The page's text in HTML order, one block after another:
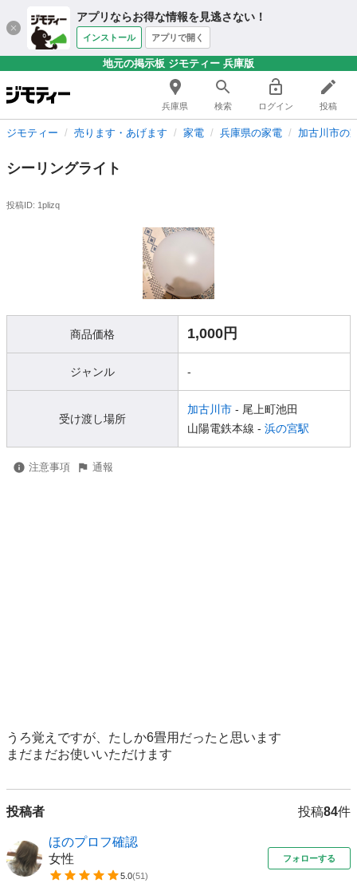
アプリならお得な情報を見逃さない！
インストール アプリで開く
地元の掲示板 ジモティー 兵庫版
兵庫県 検索 ログイン 投稿
ジモティー 売ります・あげます 家電 兵庫県の家電 加古川市の
シーリングライト
投稿ID: 1plizq
商品価格 1,000円
ジャンル -
受け渡し場所
加古川市 - 尾上町池田
山陽電鉄本線 - 浜の宮駅
注意事項 通報
うろ覚えですが、たしか6畳用だったと思います
まだまだお使いいただけます
投稿者 投稿84件
ほのプロフ確認
女性
5.0(51)
フォローする